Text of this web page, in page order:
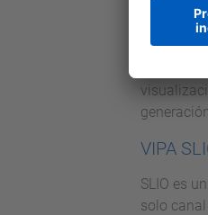
VIPA
Con
El
VIPA
SLIO es
solo